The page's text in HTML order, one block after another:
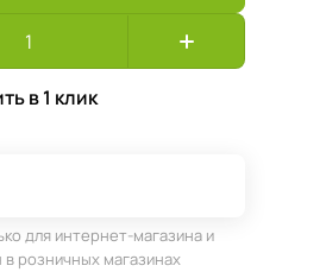
в 1 клик
для интернет-магазина и
розничных магазинах